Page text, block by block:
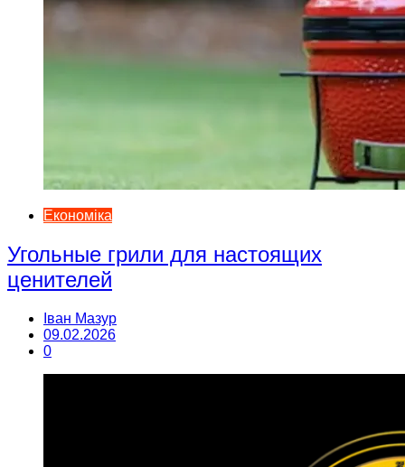
Економіка
Угольные грили для настоящих
ценителей
Іван Мазур
09.02.2026
0